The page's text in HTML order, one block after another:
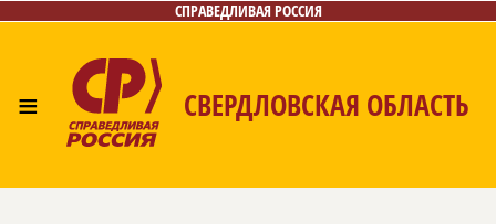
СПРАВЕДЛИВАЯ РОССИЯ
≡ СВЕРДЛОВСКАЯ ОБЛАСТЬ